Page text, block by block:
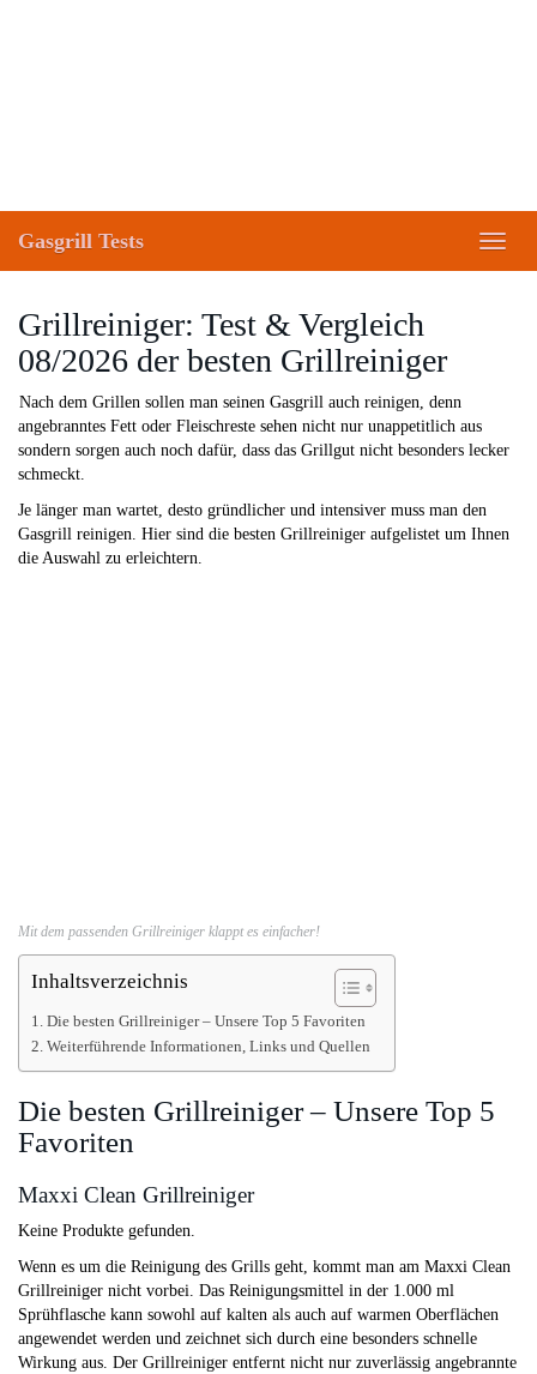
Toggle
Gasgrill Tests
Grillreiniger: Test & Vergleich
08/2026 der besten Grillreiniger
Nach dem Grillen sollen man seinen Gasgrill auch reinigen, denn
angebranntes Fett oder Fleischreste sehen nicht nur unappetitlich aus
sondern sorgen auch noch dafür, dass das Grillgut nicht besonders lecker
schmeckt.
Je länger man wartet, desto gründlicher und intensiver muss man den
Gasgrill reinigen. Hier sind die besten Grillreiniger aufgelistet um Ihnen
die Auswahl zu erleichtern.
Mit dem passenden Grillreiniger klappt es einfacher!
Inhaltsverzeichnis
Die besten Grillreiniger – Unsere Top 5 Favoriten
Weiterführende Informationen, Links und Quellen
Die besten Grillreiniger – Unsere Top 5
Favoriten
Maxxi Clean Grillreiniger
Keine Produkte gefunden.
Wenn es um die Reinigung des Grills geht, kommt man am Maxxi Clean
Grillreiniger nicht vorbei. Das Reinigungsmittel in der 1.000 ml
Sprühflasche kann sowohl auf kalten als auch auf warmen Oberflächen
angewendet werden und zeichnet sich durch eine besonders schnelle
Wirkung aus. Der Grillreiniger entfernt nicht nur zuverlässig angebrannte